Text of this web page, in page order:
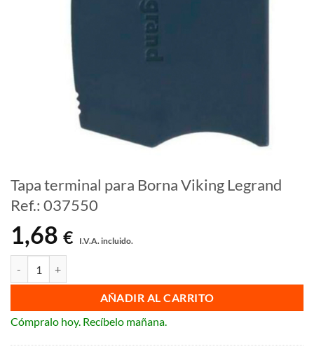
Tapa terminal para Borna Viking Legrand
Ref.: 037550
1,68 € I.V.A. incluido.
AÑADIR AL CARRITO
Cómpralo hoy. Recíbelo mañana.